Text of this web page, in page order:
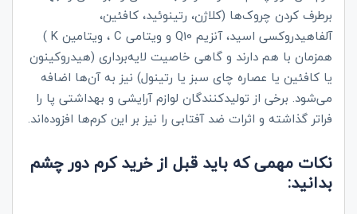
برطرف کردن چروک‌ها (کلاژن، رتینوئید، کافئین،
آلفاهیدروکسی اسید، آنزیم Q10 و ویتامی C، ویتامینK
)
همزمان با هم دارند و گاهی خاصیت لایه‌برداری (هیدروکینون
یا کافئین یا عصاره چای سبز یا رتینول) نیز به آن‌ها اضافه
می‌شود. برخی از تولیدکنندگان لوازم آرایشی و بهداشتی پا را
فراتر گذاشته و اثرات ضد آفتابی را نیز بر این کرم‌ها افزوده‌اند.
نکات مهمی که باید قبل از خرید کرم دور چشم
بدانید: